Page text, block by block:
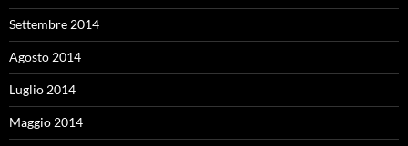
Settembre 2014
Agosto 2014
Luglio 2014
Maggio 2014